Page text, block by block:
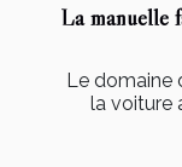
La manuelle
Le domaine
la voiture